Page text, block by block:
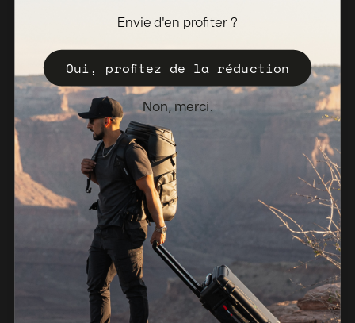
Politique de vente
Bulletin d'information
Pays-Bas (EUR €)
© 2026, NANUK Europe.Propulsé par Shopify
Politique de remboursement
Politique de confidentialité
Envie d'en profiter ?
Oui, profitez de la réduction
Non, merci.